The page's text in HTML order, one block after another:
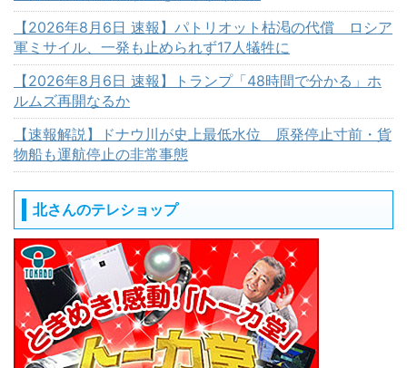
【2026年8月6日 速報】パトリオット枯渇の代償 ロシア
軍ミサイル、一発も止められず17人犠牲に
【2026年8月6日 速報】トランプ「48時間で分かる」ホ
ルムズ再開なるか
【速報解説】ドナウ川が史上最低水位 原発停止寸前・貨
物船も運航停止の非常事態
北さんのテレショップ